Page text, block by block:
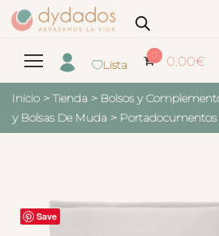
Lista
0 0.00€
Inicio > Tienda > Bolsos y
y Bolsas De Muda > Portadocumentos
Save